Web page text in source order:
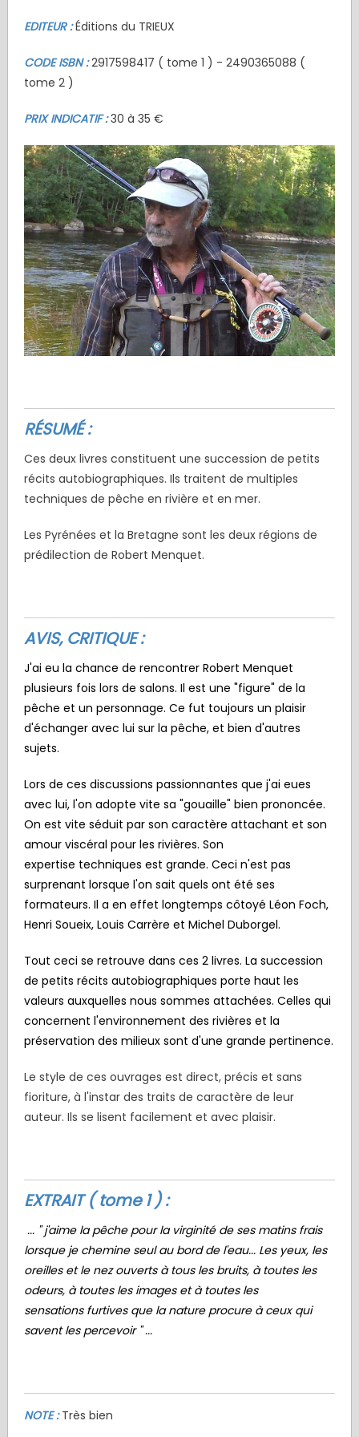
EDITEUR :Éditions du TRIEUX
CODE ISBN : 2917598417 ( tome 1 ) - 2490365088 (
tome 2 )
PRIX INDICATIF :30 à 35 €
RÉSUMÉ :
Ces deux livres constituent une succession de petits
récits autobiographiques. Ils traitent de multiples
techniques de pêche en rivière et en mer.
Les Pyrénées et la Bretagne sont les deux régions de
prédilection de Robert Menquet.
AVIS, CRITIQUE :
J'ai eu la chance de rencontrer Robert Menquet
plusieurs fois lors de salons. Il est une "figure" de la
pêche et un personnage. Ce fut toujours un plaisir
d'échanger avec lui sur la pêche, et bien d'autres
sujets.
Lors de ces discussions passionnantes que j'ai eues
avec lui, l'on adopte vite sa "gouaille" bien prononcée.
On est vite séduit par son caractère attachant et son
amour viscéral pour les rivières. Son
expertise techniques est grande. Ceci n'est pas
surprenant lorsque l'on sait quels ont été ses
formateurs. Il a en effet longtemps côtoyé Léon Foch,
Henri Soueix, Louis Carrère et Michel Duborgel.
Tout ceci se retrouve dans ces 2 livres. La succession
de petits récits autobiographiques porte haut les
valeurs auxquelles nous sommes attachées. Celles qui
concernent l'environnement des rivières et la
préservation des milieux sont d'une grande pertinence.
Le style de ces ouvrages est direct, précis et sans
fioriture, à l'instar des traits de caractère de leur
auteur. Ils se lisent facilement et avec plaisir.
EXTRAIT ( tome 1 ) :
... " j'aime la pêche pour la virginité de ses matins frais
lorsque je chemine seul au bord de l'eau... Les yeux, les
oreilles et le nezouverts à tous les bruits, àtoutesles
odeurs, àtoutes lesimages et à toutes les
sensations furtives que la nature procure à ceux qui
savent les percevoir " ...
NOTE :Très bien